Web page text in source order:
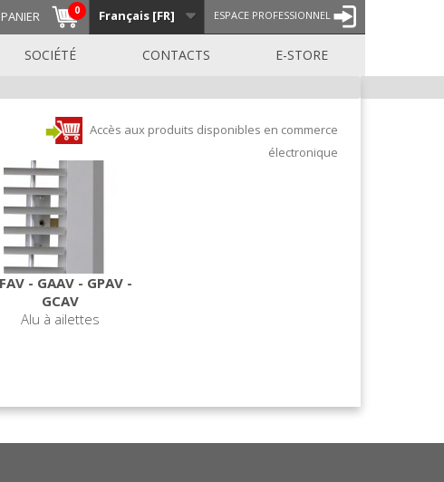
ESPACE PROFESSIONNEL
Français [FR]
PANIER 0
SOCIÉTÉ CONTACTS E-STORE
Accès aux produits disponibles en commerce
électronique
- GAAV - GPAV -
GCAV
Alu à ailettes